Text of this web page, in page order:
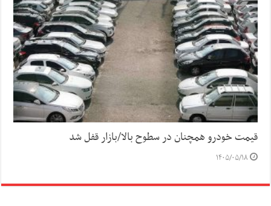
قیمت خودرو همچنان در سطوح بالا/بازار قفل شد
۱۴۰۵/۰۵/۱۸